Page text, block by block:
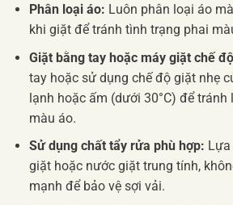
Phân loại áo: Luôn phân loại áo
khi giặt để tránh tình trạng phai
Giặt bằng tay hoặc máy giặt chế
tay hoặc sử dụng chế độ giặt nhẹ
lạnh hoặc ấm (dưới 30°C) để tránh
màu áo.
Sử dụng chất tẩy rửa phù hợp:
giặt hoặc nước giặt trung tính,
mạnh để bảo vệ sợi vải.